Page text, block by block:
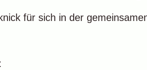
für sich in der